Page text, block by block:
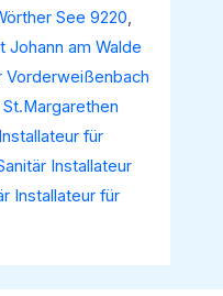
See 9220,
Johann am Walde
Vorderweißenbach
für
Installateur
Installateur für